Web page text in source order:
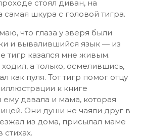
стоял диван, на
самая шкура с головой тигра.
что глаза у зверя были
и вывалившийся язык — из
тигр казался мне живым.
а только, осмелившись,
как пуля. Тот тигр помог отцу
к книге
ему давала и мама, которая
Они души не чаяли друг в
из дома, присылал маме